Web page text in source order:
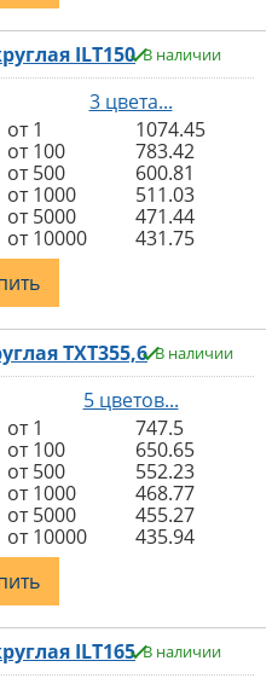
ILT150 В наличии
3 цвета...
от 1
1074.45
от 100
783.42
от 500
600.81
от 1000
511.03
от 5000
471.44
от 10000
431.75
TXT355,6 В наличии
5 цветов...
от 1
747.5
от 100
650.65
от 500
552.23
от 1000
468.77
от 5000
455.27
от 10000
435.94
ILT165 В наличии